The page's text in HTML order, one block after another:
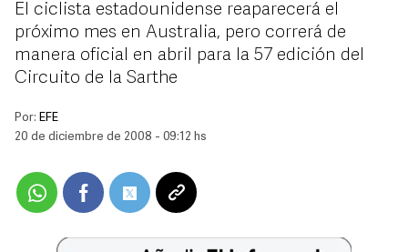
El ciclista estadounidense reaparecerá el
próximo mes en Australia, pero correrá de
manera oficial en abril para la 57 edición del
Circuito de la Sarthe
Por: EFE
20 de diciembre de 2008 - 09:12 hs